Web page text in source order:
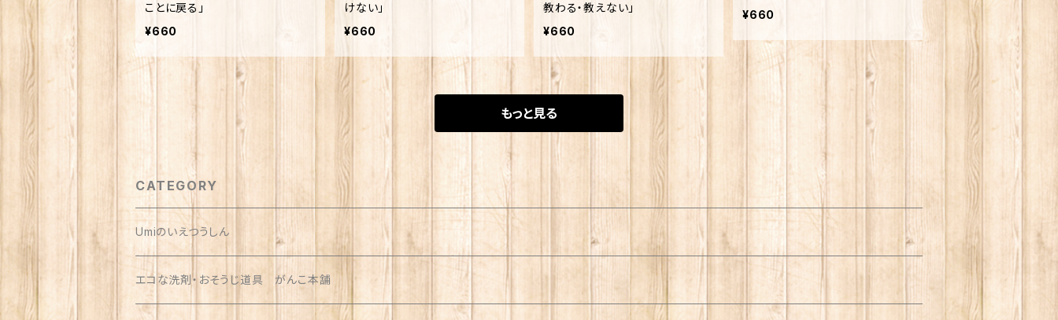
ことに戻る」
¥660
けない」
¥660
教わる・教えない」
¥660
¥660
もっと見る
CATEGORY
Umiのいえつうしん
エコな洗剤・おそうじ道具 がんこ本舗